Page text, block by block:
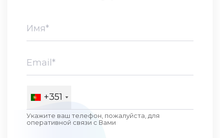
+351
Укажите ваш телефон, пожалуйста, для
оперативной связи c Вами